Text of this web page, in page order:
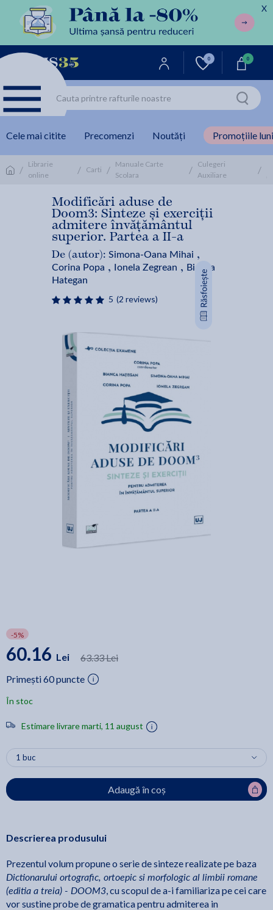
X
0 0
Cele mai citite Precomenzi Noutăți Promoțiile
/ Librarie
online
/ Carti /
Manuale Carte
Scolara
/ Culegeri
Auxiliare
/
Modificări aduse de
Doom3: Sinteze și exerciții
admitere învățământul
superior. Partea a II-a
De (autor): Simona-Oana Mihai ,
Corina Popa , Ionela Zegrean , Bianca
Hategan
5 (2 reviews)
-5%
60.16 Lei
63.33 Lei
Primești 60 puncte
În stoc
Estimare livrare marti, 11 august
Adaugă în coș
Descrierea produsului
Prezentul volum propune o serie de sinteze realizate pe baza
Dictionarului ortografic, ortoepic si morfologic al limbii romane
(editia a treia) - DOOM3, cu scopul de a-i familiariza pe cei care
vor sustine probe de gramatica pentru admiterea in